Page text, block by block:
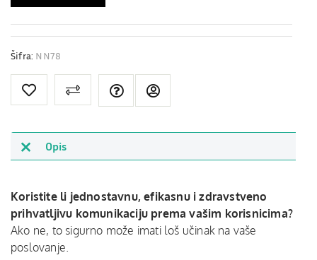
Šifra: NN78
Opis
Koristite li jednostavnu, efikasnu i zdravstveno
prihvatljivu komunikaciju prema vašim korisnicima?
Ako ne, to sigurno može imati loš učinak na vaše
poslovanje.